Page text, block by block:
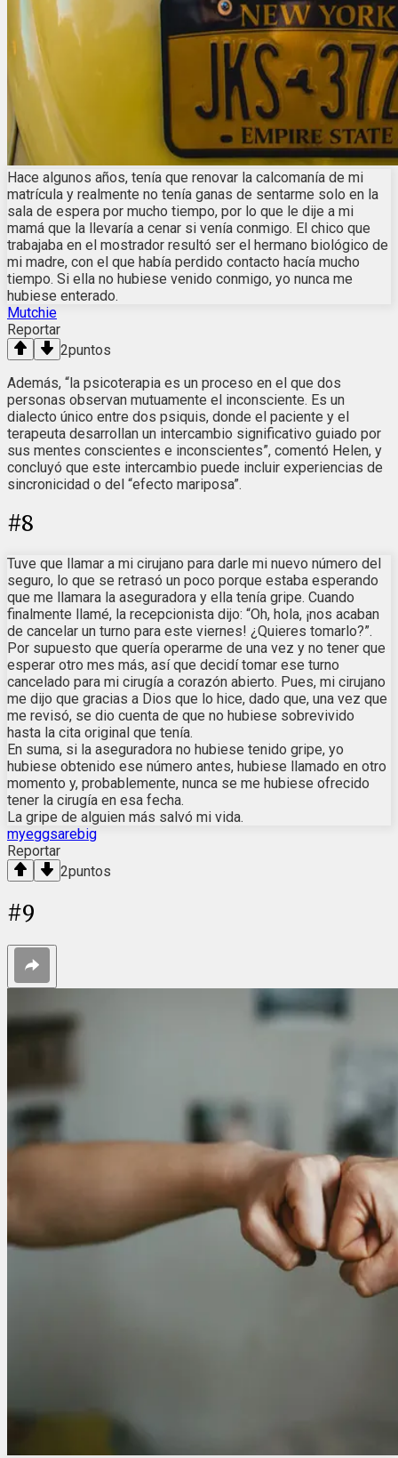
Hace algunos años, tenía que renovar la calcomanía de mi
matrícula y realmente no tenía ganas de sentarme solo en la
sala de espera por mucho tiempo, por lo que le dije a mi
mamá que la llevaría a cenar si venía conmigo. El chico que
trabajaba en el mostrador resultó ser el hermano biológico de
mi madre, con el que había perdido contacto hacía mucho
tiempo. Si ella no hubiese venido conmigo, yo nunca me
hubiese enterado.
Mutchie
Reportar
2puntos
Además, “la psicoterapia es un proceso en el que dos
personas observan mutuamente el inconsciente. Es un
dialecto único entre dos psiquis, donde el paciente y el
terapeuta desarrollan un intercambio significativo guiado por
sus mentes conscientes e inconscientes”, comentó Helen, y
concluyó que este intercambio puede incluir experiencias de
sincronicidad o del “efecto mariposa”.
#8
Tuve que llamar a mi cirujano para darle mi nuevo número del
seguro, lo que se retrasó un poco porque estaba esperando
que me llamara la aseguradora y ella tenía gripe. Cuando
finalmente llamé, la recepcionista dijo: “Oh, hola, ¡nos acaban
de cancelar un turno para este viernes! ¿Quieres tomarlo?”.
Por supuesto que quería operarme de una vez y no tener que
esperar otro mes más, así que decidí tomar ese turno
cancelado para mi cirugía a corazón abierto. Pues, mi cirujano
me dijo que gracias a Dios que lo hice, dado que, una vez que
me revisó, se dio cuenta de que no hubiese sobrevivido
hasta la cita original que tenía.
En suma, si la aseguradora no hubiese tenido gripe, yo
hubiese obtenido ese número antes, hubiese llamado en otro
momento y, probablemente, nunca se me hubiese ofrecido
tener la cirugía en esa fecha.
La gripe de alguien más salvó mi vida.
myeggsarebig
Reportar
2puntos
#9